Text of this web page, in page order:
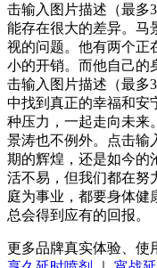
击输入图片描述（最多
能存在很大的差异。马
视的问题。他有两个正
小的开销。而他自己的
击输入图片描述（最多
中找到真正的幸福和安
种压力，一起走向未来
景涛也不例外。点击输
期的辉煌，还是如今的
活不易，但我们都在努
庭为事业，都要身体健
总会得到应有的回报。
更多品牌真实体验、使